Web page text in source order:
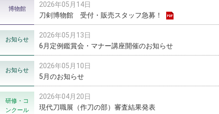
2026年05月14日
博物館
刀剣博物館 受付・販売スタッフ急募！
2026年05月13日
お知らせ
6月定例鑑賞会・マナー講座開催のお知らせ
2026年05月10日
お知らせ
5月のお知らせ
2026年04月20日
研修・コ
ンクール
現代刀職展（作刀の部）審査結果発表